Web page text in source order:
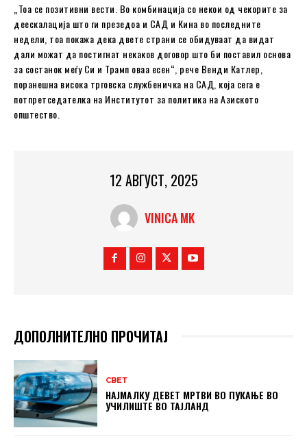
„Тоа се позитивни вести. Во комбинација со некои од чекорите за
деескалација што ги презедоа и САД и Кина во последните
недели, тоа покажа дека двете страни се обидуваат да видат
дали можат да постигнат некаков договор што би поставил основа
за состанок меѓу Си и Трамп оваа есен“, рече Венди Катлер,
поранешна висока трговска службеничка на САД, која сега е
потпретседателка на Институтот за политика на Азиското
општество.
12 АВГУСТ, 2025
VINICA MK
ДОПОЛНИТЕЛНО ПРОЧИТАЈ
СВЕТ
НАЈМАЛКУ ДЕВЕТ МРТВИ ВО ПУКАЊЕ ВО
УЧИЛИШТЕ ВО ТАЈЛАНД